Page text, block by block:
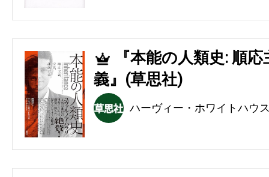
4
『本能の人類史: 順
義』(草思社)
ハーヴィー・ホワイトハウ